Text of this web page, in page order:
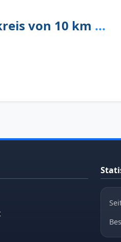
von 10 km ...